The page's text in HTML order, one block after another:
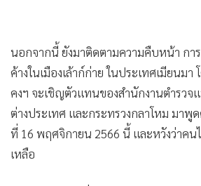
นอกจากนี้ ยังมาติดตามความคืบหน้า กา
ค้างในเมืองเล้าก์ก่าย ในประเทศเมียนมา
คงฯ จะเชิญตัวแทนของสำนักงานตำรวจ
ต่างประเทศ และกระทรวงกลาโหม มา
ที่ 16 พฤศจิกายน 2566 นี้ และหวังว่าคน
เหลือ